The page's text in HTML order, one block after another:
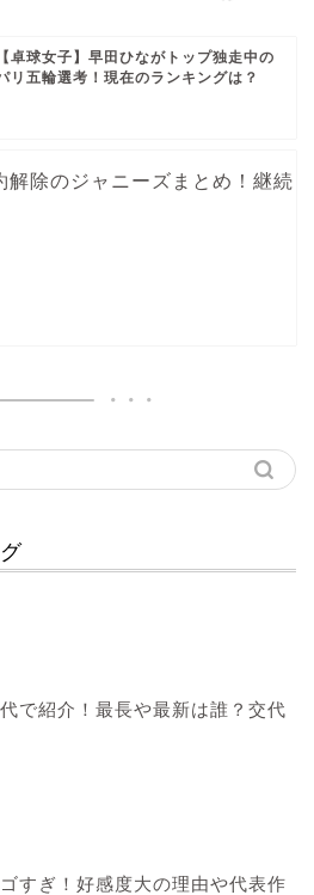
【卓球女子】早田ひながトップ独走中の
リ五輪選考！現在のランキングは？
解除のジャニーズまとめ！継続
で紹介！最長や最新は誰？交代
すぎ！好感度大の理由や代表作